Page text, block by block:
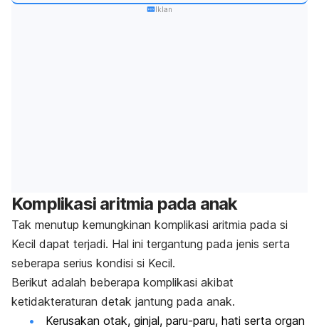
Iklan
Komplikasi aritmia pada anak
Tak menutup kemungkinan komplikasi aritmia pada si
Kecil dapat terjadi. Hal ini tergantung pada jenis serta
seberapa serius kondisi si Kecil.
Berikut adalah beberapa komplikasi akibat
ketidakteraturan detak jantung pada anak.
Kerusakan otak, ginjal, paru-paru, hati serta organ